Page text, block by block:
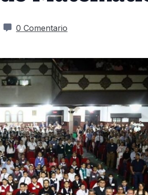
0 Comentario